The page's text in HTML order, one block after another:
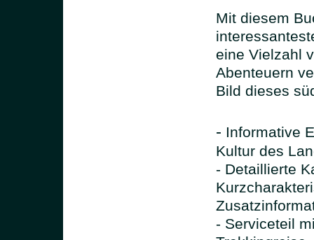
Mit diesem
eine Vielzahl
Abenteuern
Bild dieses
- Informative
Kultur des
- Detaillierte
- Serviceteil